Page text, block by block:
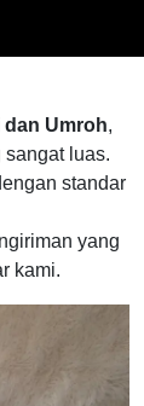
dan Umroh,
luas.
standar
yang
kami.